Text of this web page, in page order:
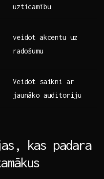
uzticamību
veidot akcentu​ uz
⁢radošumu
Veidot saikni ar
jaunāko auditoriju
kas padara